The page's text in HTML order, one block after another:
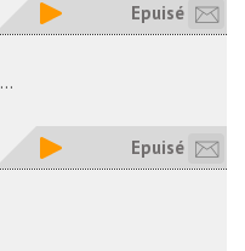
Epuisé
...
Epuisé